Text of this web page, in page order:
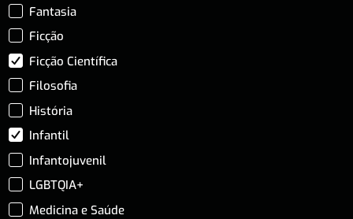
Fantasia
Ficção
Ficção Científica
Filosofia
História
Infantil
Infantojuvenil
LGBTQIA+
Medicina e Saúde